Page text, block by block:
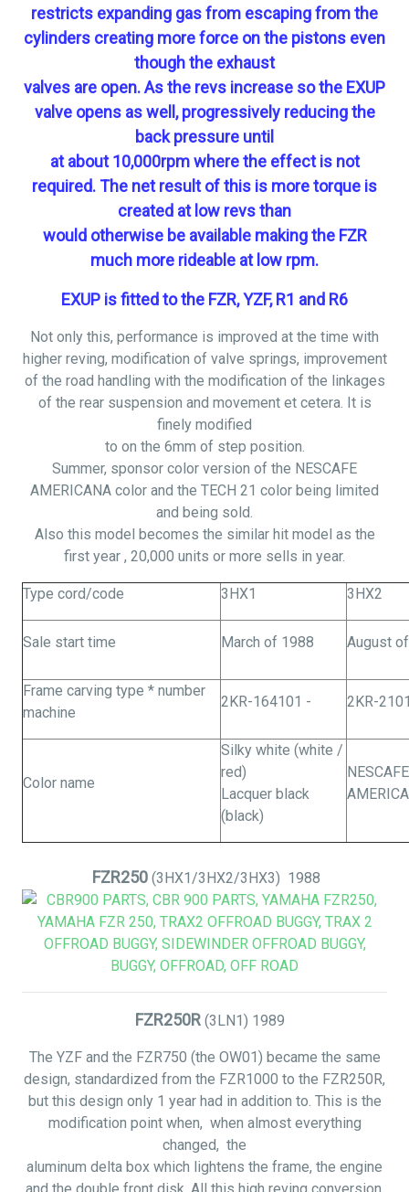
restricts expanding gas from escaping from the
cylinders creating more force on the pistons even
though the exhaust
valves are open. As the revs increase so the EXUP
valve opens as well,progressively reducingthe
back pressure until
at about 10,000rpm where the effect is not
required. The net result of this is more torque is
created at low revs than
would otherwise be available making the FZR
much more rideable at low rpm.
EXUP is fitted to the FZR, YZF, R1 and R6
Not only this, performance is improved at the time with
higher reving, modification of valve springs, improvement
of the road handling with the modification of the linkages
of the rear suspension and movement et cetera. It is
finely modified
to on the 6mm of step position.
Summer, sponsor color version of the NESCAFE
AMERICANA color and the TECH 21 color being limited
and being sold.
Also this model becomes the similar hit model as the
first year , 20,000 units or more sells in year.
Type cord/code 3HX1 3HX2
Sale start time March of 1988 August
Frame carving type * number
machine
2KR-164101 - 2KR-
Color name
Silky white (white /
red)
Lacquer black
(black)
NESCAFE
FZR250 (3HX1/3HX2/3HX3) 1988
FZR250R (3LN1) 1989
The YZF and the FZR750 (the OW01) became the same
design, standardized from the FZR1000 to the FZR250R,
but this design only 1 year had in addition to. This is the
modification point when, when almost everything
changed, the
aluminum delta box which lightens the frame, the engine